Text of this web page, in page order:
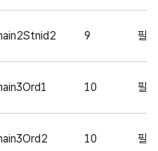
9 필
10 필
10 필